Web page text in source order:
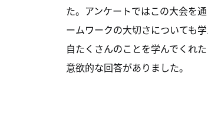
た。アンケートではこの大会を
ームワークの大切さについても
自たくさんのことを学んでくれ
意欲的な回答がありました。